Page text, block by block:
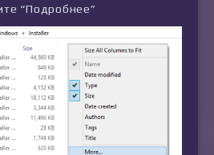
“Подробнее”